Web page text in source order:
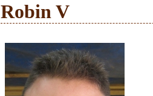
Robin V